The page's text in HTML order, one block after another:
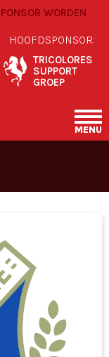
WORDEN
HOOFDSPONSOR:
TRICOLORES
SUPPORT
GROEP
MENU